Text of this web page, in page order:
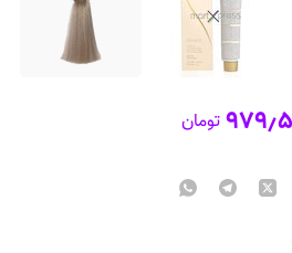
تومان